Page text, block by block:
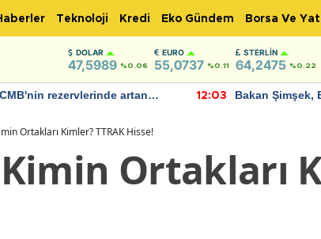
Teknoloji Kredi Eko Gündem Borsa Ve
DOLAR
47,5989 %0.06
EURO
55,0737 %0.11
STERLIN
64,2475 %0.22
rezervlerinde artan
12:03
Bakan Şimşek,
Ortakları Kimler? TTRAK Hisse!
Ortakları